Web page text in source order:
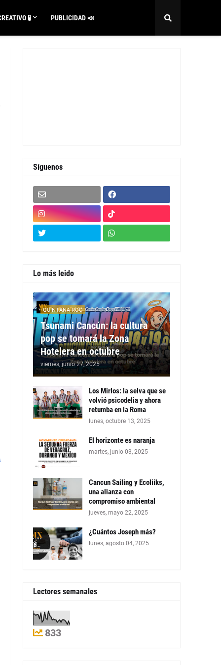
🧪 PUBLICIDAD 📣
Síguenos
Lo más leido
QUINTANA ROO
Tsunami Cancún: la cultura
pop se tomará la Zona
Hotelera en octubre
viernes, junio 27, 2025
Los Mirlos: la selva que se
volvió psicodelia y ahora
retumba en la Roma
lunes, octubre 13, 2025
El horizonte es naranja
martes, junio 03, 2025
Cancun Sailing y Ecoliiks,
una alianza con
compromiso ambiental
jueves, mayo 22, 2025
¿Cuántos Joseph más?
lunes, agosto 04, 2025
Lectores semanales
833